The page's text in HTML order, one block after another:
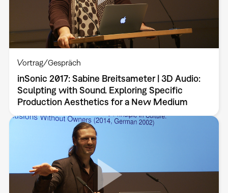
Vortrag/Gespräch
inSonic 2017: Sabine Breitsameter | 3D Audio:
Sculpting with Sound. Exploring Specific
Production Aesthetics for a New Medium